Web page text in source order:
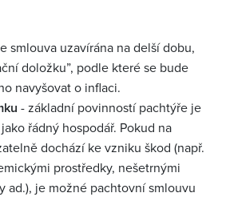
smlouva uzavírána na delší dobu,
doložku”, podle které se bude
navyšovat o inflaci.
- základní povinností pachtýře je
řádný hospodář. Pokud na
dochází ke vzniku škod (např.
prostředky, nešetrnými
ad.), je možné pachtovní smlouvu